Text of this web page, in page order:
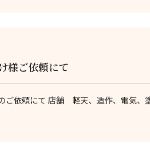
様ご依頼にて
ご依頼にて 店舗 軽天、造作、電気、